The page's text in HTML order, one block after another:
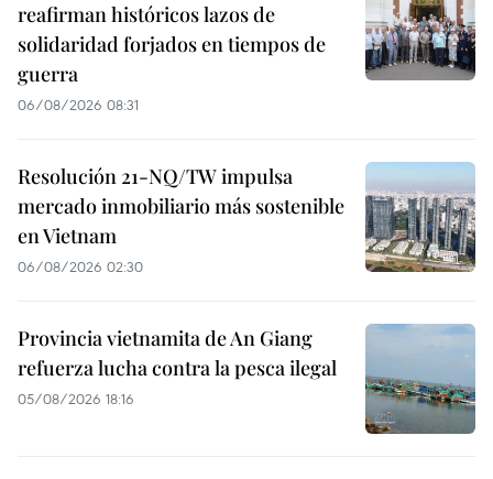
reafirman históricos lazos de
solidaridad forjados en tiempos de
guerra
06/08/2026 08:31
Resolución 21-NQ/TW impulsa
mercado inmobiliario más sostenible
en Vietnam
06/08/2026 02:30
Provincia vietnamita de An Giang
refuerza lucha contra la pesca ilegal
05/08/2026 18:16